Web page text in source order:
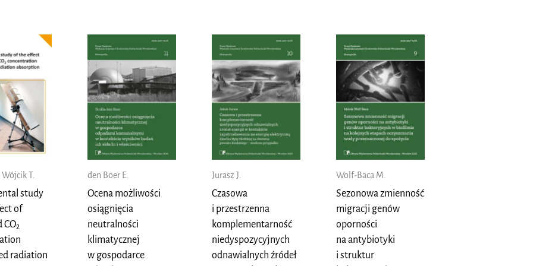
T.
study
of
CO2
radiation
den Boer E.
Ocena możliwości
osiągnięcia
neutralności
klimatycznej
w gospodarce
Jurasz J.
Czasowa
i przestrzenna
komplementarność
niedyspozycyjnych
odnawialnych źródeł
Wolf-Baca M.
Sezonowa zmienność
migracji genów
oporności
na antybiotyki
i struktur